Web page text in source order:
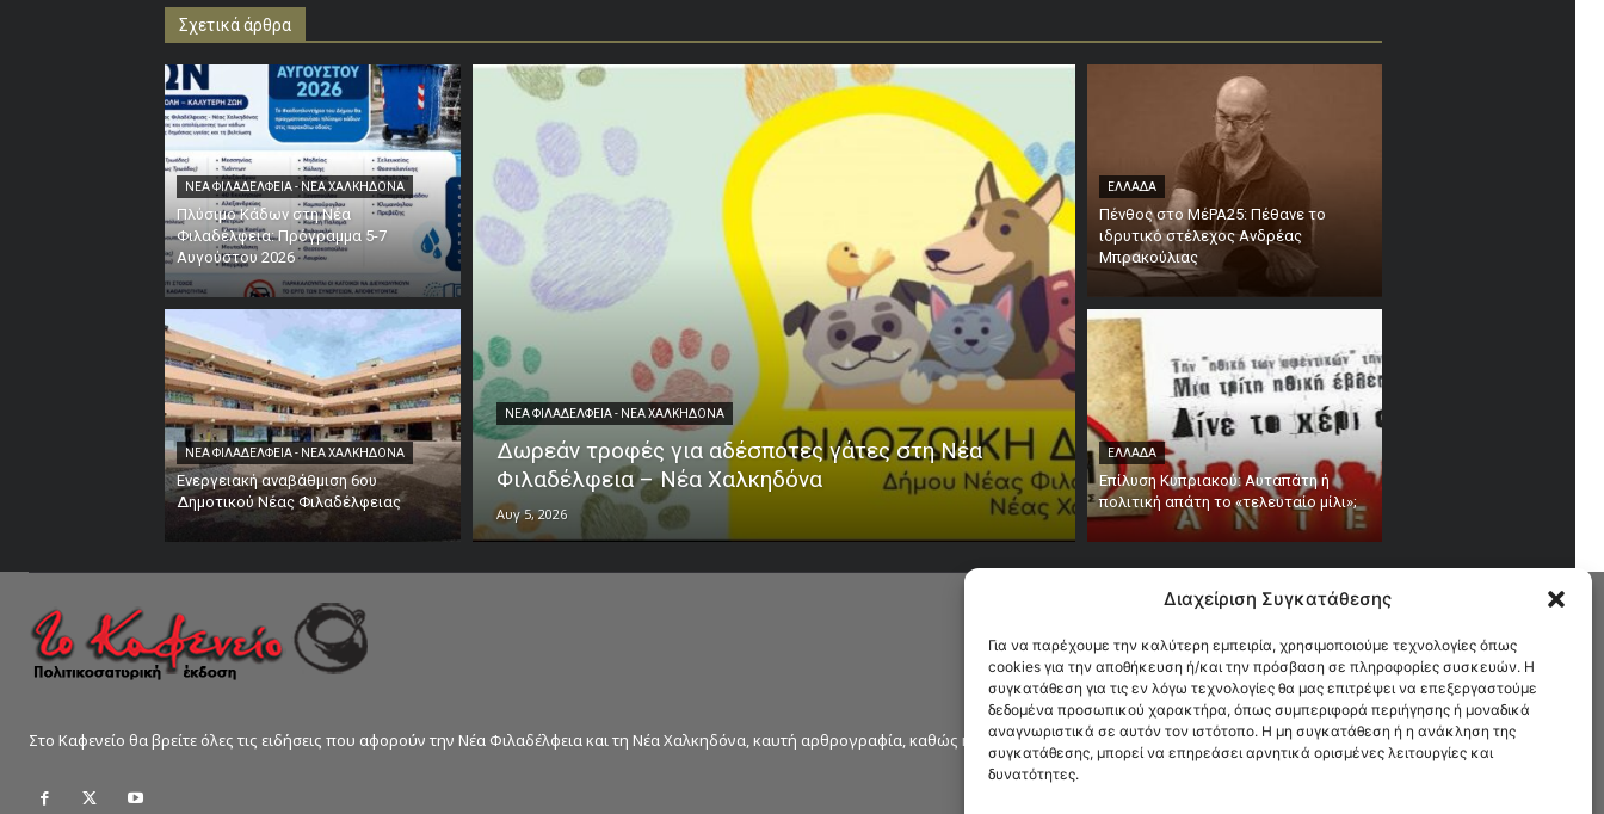
Διαχείριση Συγκατάθεσης
Για να παρέχουμε την καλύτερη εμπειρία, χρησιμοποιούμε τεχνολογίες όπως
cookies για την αποθήκευση ή/και την πρόσβαση σε πληροφορίες συσκευών. Η
συγκατάθεση για τις εν λόγω τεχνολογίες θα μας επιτρέψει να επεξεργαστούμε
δεδομένα προσωπικού χαρακτήρα, όπως συμπεριφορά περιήγησης ή μοναδικά
αναγνωριστικά σε αυτόν τον ιστότοπο. Η μη συγκατάθεση ή η ανάκληση της
συγκατάθεσης, μπορεί να επηρεάσει αρνητικά ορισμένες λειτουργίες και
δυνατότητες.
Σχετικά άρθρα
ΝΕΑ ΦΙΛΑΔΕΛΦΕΙΑ - ΝΕΑ ΧΑΛΚΗΔΟΝΑ
Πλύσιμο Κάδων στη Νέα
Φιλαδέλφεια: Πρόγραμμα 5-7
Αυγούστου 2026
ΝΕΑ ΦΙΛΑΔΕΛΦΕΙΑ - ΝΕΑ ΧΑΛΚΗΔΟΝΑ
Ενεργειακή αναβάθμιση 6ου
Δημοτικού Νέας Φιλαδέλφειας
ΝΕΑ ΦΙΛΑΔΕΛΦΕΙΑ - ΝΕΑ ΧΑΛΚΗΔΟΝΑ
Δωρεάν τροφές για αδέσποτες γάτες στη Νέα
Φιλαδέλφεια – Νέα Χαλκηδόνα
Αυγ 5, 2026
ΕΛΛΑΔΑ
Πένθος στο ΜέΡΑ25: Πέθανε το
ιδρυτικό στέλεχος Ανδρέας
Μπρακούλιας
ΕΛΛΑΔΑ
Επίλυση Κυπριακού: Αυταπάτη ή
πολιτική απάτη το «τελευταίο μίλι»;
Στο Καφενείο θα βρείτε όλες τις ειδήσεις που αφορούν την Νέα Φιλαδέλφεια και τη Νέα Χαλκηδόνα, καυτή αρθρογραφία, καθώς και όλα τα νέα που σας αφορούν.